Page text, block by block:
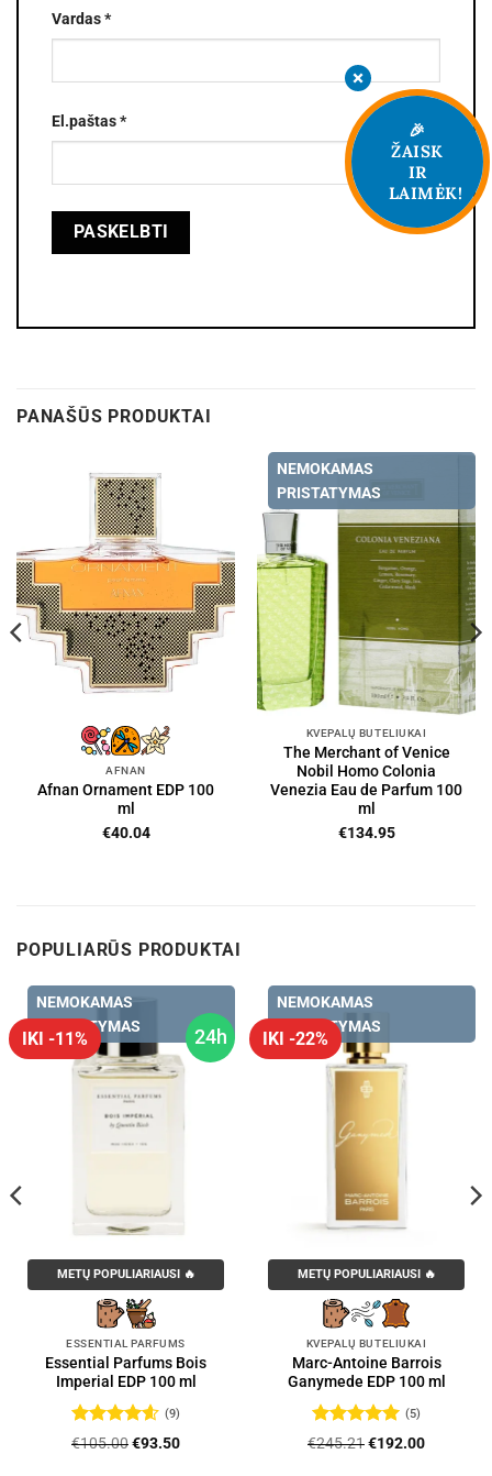
Vardas*
El.paštas*
PANAŠŪS PRODUKTAI
AFNAN
Afnan Ornament EDP 100
ml
€40.04
NEMOKAMAS
PRISTATYMAS
KVEPALŲ BUTELIUKAI
The Merchant of Venice
Nobil Homo Colonia
Venezia Eau de Parfum 100
ml
€134.95
POPULIARŪS PRODUKTAI
24h
IKI -11%
NEMOKAMAS
PRISTATYMAS
METŲ POPULIARIAUSI 🔥
ESSENTIAL PARFUMS
Essential Parfums Bois
Imperial EDP 100 ml
Įvertinimas:
(9)
€105.00Original
€93.50Current
IKI -22%
NEMOKAMAS
PRISTATYMAS
METŲ POPULIARIAUSI 🔥
KVEPALŲ BUTELIUKAI
Marc-Antoine Barrois
Ganymede EDP 100 ml
Įvertinimas:
(5)
€245.21Original
€192.00Current
🎉
ŽAISK
IR
LAIMĖK!